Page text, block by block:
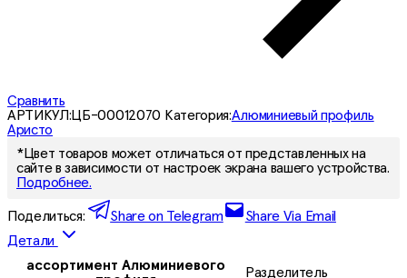
Сравнить
АРТИКУЛ:ЦБ-00012070 Категория:Алюминиевый профиль
Аристо
*Цвет товаров может отличаться от представленных на
сайте в зависимости от настроек экрана вашего устройства.
Подробнее.
Поделиться: Share on Telegram
Share Via Email
Детали
ассортимент Алюминиевого
Разделитель